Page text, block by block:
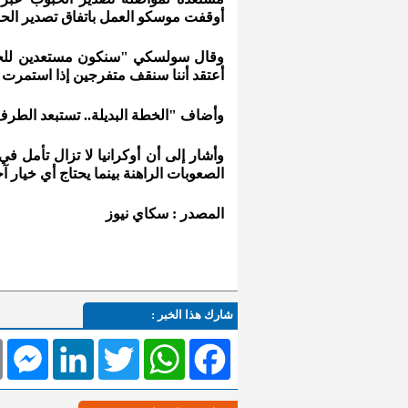
أوقفت موسكو العمل باتفاق تصدير
وقال سولسكي "سنكون مستعدين للخطة
أعتقد أننا سنقف متفرجين إذا
وأضاف "الخطة البديلة.. تستبعد
وأشار إلى أن أوكرانيا لا تزال تأمل
الصعوبات الراهنة بينما يحتاج أي
المصدر : سكاي نيوز
شارك هذا الخبر :
LinkedIn TwitterWhatsAppFacebook